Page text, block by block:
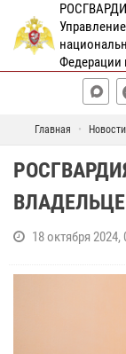
Федерации
Главная Новости
18 октября 2024,